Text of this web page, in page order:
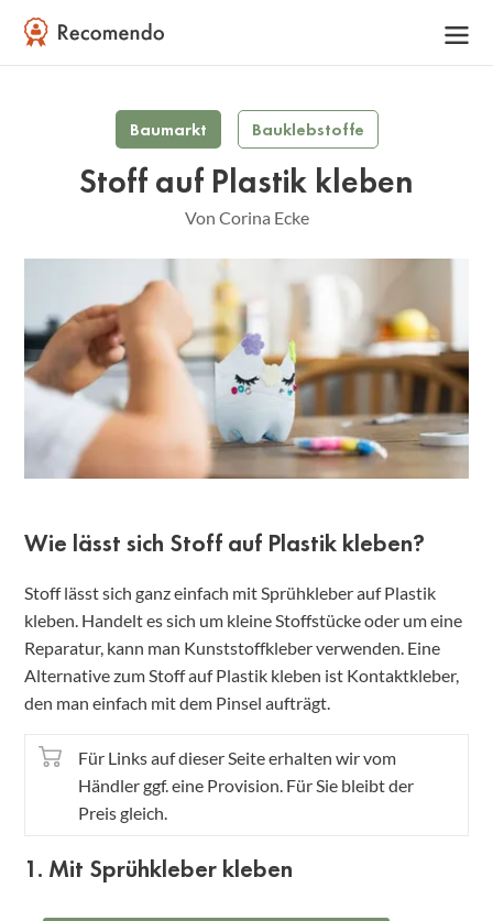
Baumarkt Bauklebstoffe
Stoff auf Plastik kleben
Von Corina Ecke
Wie lässt sich Stoff auf Plastik kleben?
Stoff lässt sich ganz einfach mit Sprühkleber auf Plastik
kleben. Handelt es sich um kleine Stoffstücke oder um eine
Reparatur, kann man Kunststoffkleber verwenden. Eine
Alternative zum Stoff auf Plastik kleben ist Kontaktkleber,
den man einfach mit dem Pinsel aufträgt.
Für Links auf dieser Seite erhalten wir vom
Händler ggf. eine Provision. Für Sie bleibt der
Preis gleich.
1. Mit Sprühkleber kleben